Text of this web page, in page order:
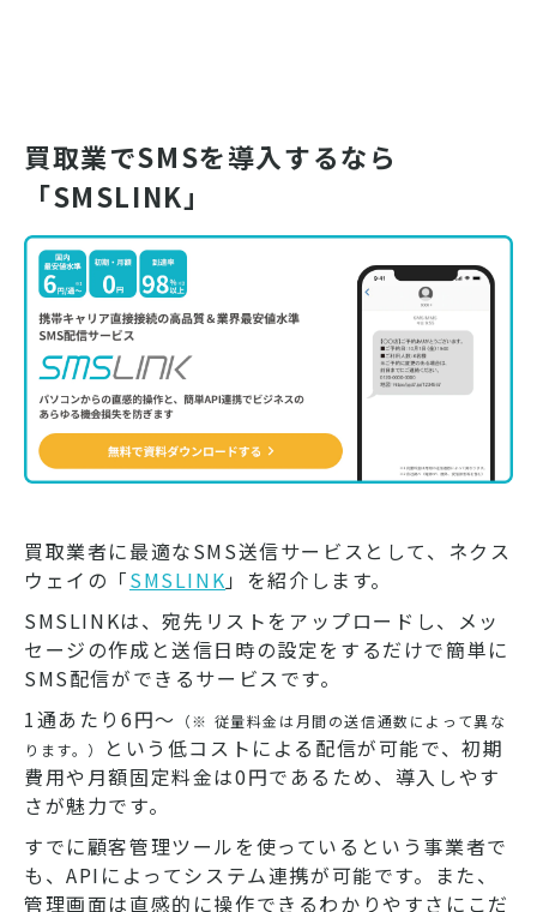
買取業でSMSを導入するなら
「SMSLINK」
買取業者に最適なSMS送信サービスとして、ネクス
ウェイの「SMSLINK」を紹介します。
SMSLINKは、宛先リストをアップロードし、メッ
セージの作成と送信日時の設定をするだけで簡単に
SMS配信ができるサービスです。
1通あたり6円〜
（※ 従量料金は月間の送信通数によって異な
ります。）
という低コストによる配信が可能で、初期
費用や月額固定料金は0円であるため、導入しやす
さが魅力です。
すでに顧客管理ツールを使っているという事業者で
も、APIによってシステム連携が可能です。また、
管理画面は直感的に操作できるわかりやすさにこだ